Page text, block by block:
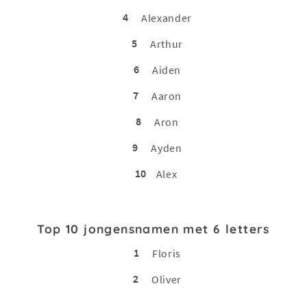
4
Alexander
5
Arthur
6
Aiden
7
Aaron
8
Aron
9
Ayden
10
Alex
Top 10 jongensnamen met 6 letters
1
Floris
2
Oliver